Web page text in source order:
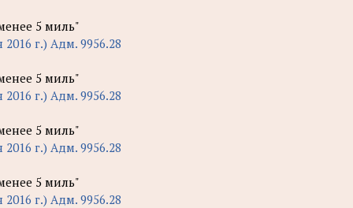
5 миль"
г.) Адм. 9956.28
5 миль"
г.) Адм. 9956.28
5 миль"
г.) Адм. 9956.28
5 миль"
г.) Адм. 9956.28